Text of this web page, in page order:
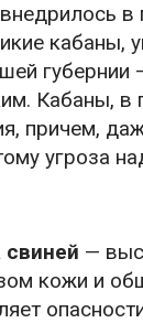
кабаны,
Кабаны, в
причем,
угроза
свиней —
кожи и